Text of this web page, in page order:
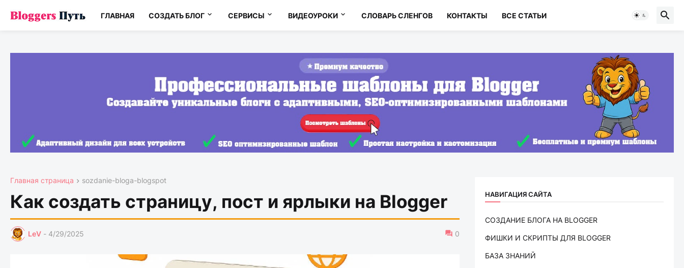
ГЛАВНАЯ СОЗДАТЬ БЛОГ СЕРВИСЫ ВИДЕОУРОКИ СЛОВАРЬ CЛЕНГОВ КОНТАКТЫ ВСЕ СТАТЬИ
Главная страница sozdanie-bloga-blogspot
Как создать страницу, пост и ярлыки на Blogger
LеV - 4/29/2025 0
НАВИГАЦИЯ САЙТА
СОЗДАНИЕ БЛОГА НА BLOGGER
ФИШКИ И СКРИПТЫ ДЛЯ BLOGGER
БАЗА ЗНАНИЙ